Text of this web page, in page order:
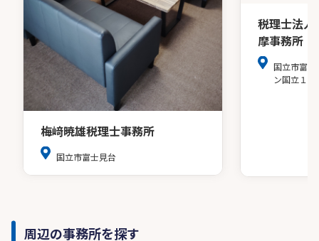
梅﨑暁雄税理士事務所
国立市富士見台
税理士法人
摩事務所
国立市富
ン国立１０
周辺の事務所を探す